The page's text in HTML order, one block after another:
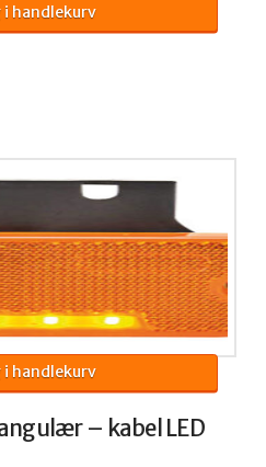
i handlekurv
– kabel LED
i handlekurv